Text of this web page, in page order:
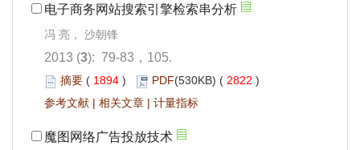
电子商务网站搜索引擎检索串分析
冯 亮， 沙朝锋
2013 (3): 79-83，105.
摘要 ( 1894 ) PDF(530KB) ( 2822 )
参考文献 | 相关文章 | 计量指标
魔图网络广告投放技术